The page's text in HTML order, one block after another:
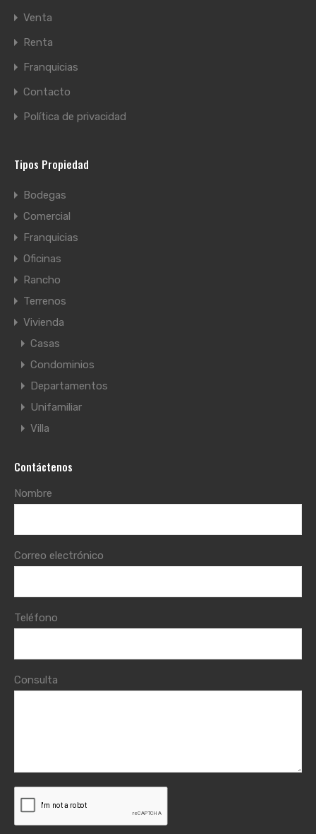
Venta
Renta
Franquicias
Contacto
Política de privacidad
Tipos Propiedad
Bodegas
Comercial
Franquicias
Oficinas
Rancho
Terrenos
Vivienda
Casas
Condominios
Departamentos
Unifamiliar
Villa
Contáctenos
Nombre
Correo electrónico
Teléfono
Consulta